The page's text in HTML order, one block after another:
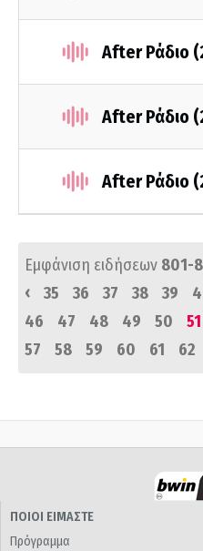
After Ράδιο
After Ράδιο
After Ράδιο
Εμφάνιση ειδήσεων 801-
‹
35 36 37 38 39
46
47 48 49 50 51
57
58 59 60 61 62
ΠΟΙΟΙ ΕΙΜΑΣΤΕ
Πρόγραμμα